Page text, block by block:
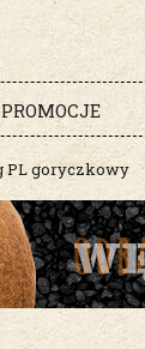
PROMOCJE
PL goryczkowy